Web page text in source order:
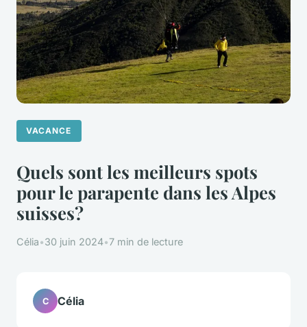
VACANCE
Quels sont les meilleurs spots
pour le parapente dans les Alpes
suisses?
Célia•30 juin 2024•7 min de lecture
C Célia